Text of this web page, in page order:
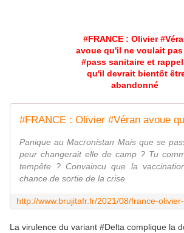
#FRANCE : Olivier
avoue qu'il ne voulait pas
#pass sanitaire et
qu'il devrait bientôt
abandonné
Panique au Macronistan Mais que se
peur changerait elle de camp ? Tu
tempête ? Convaincu que la
chance de sortie de la crise
La virulence du variant #Delta complique la